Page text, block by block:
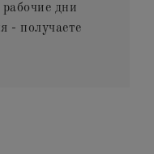
дни
- получаете